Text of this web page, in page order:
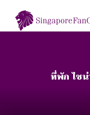
ที่พัก ไช